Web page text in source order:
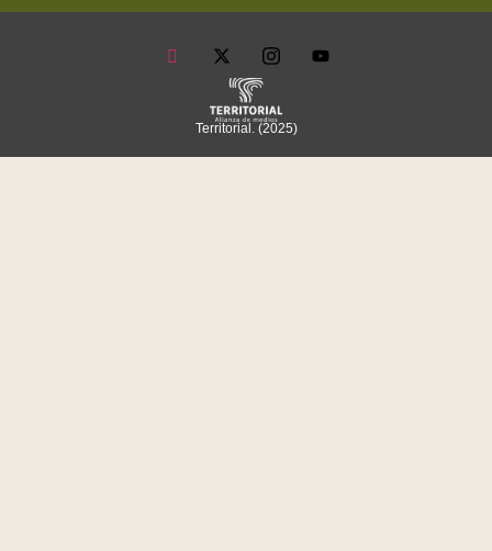
Territorial. (2025)